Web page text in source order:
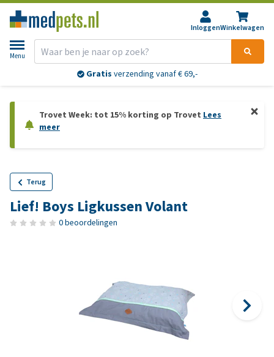
InloggenWinkelwagen
Menu
Gratis verzending vanaf € 69,-
Trovet Week: tot 15% korting op Trovet Lees
meer
Terug
Lief! Boys Ligkussen Volant
0 beoordelingen